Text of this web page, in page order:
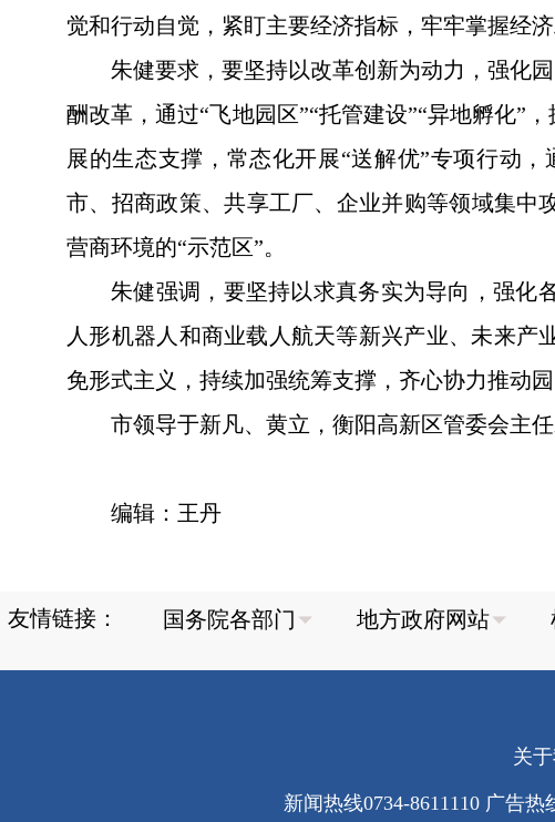
觉和行动自觉，紧盯主要经济指标，牢牢掌握经济
朱健要求，要坚持以改革创新为动力，强化
酬改革，通过“飞地园区”“托管建设”“异地孵化”
展的生态支撑，常态化开展“送解优”专项行动
市、招商政策、共享工厂、企业并购等领域集中
营商环境的“示范区”。
朱健强调，要坚持以求真务实为导向，强化
人形机器人和商业载人航天等‌新兴产业、未来
免形式主义，持续加强统筹支撑，齐心协力推动
市领导于新凡、黄立，衡阳高新区管委会主
编辑：王丹
友情链接：
关
新闻热线0734-8611110 广告热